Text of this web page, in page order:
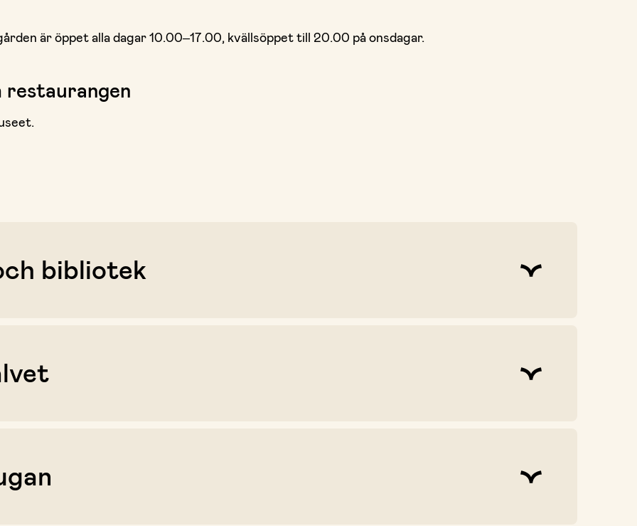
är öppet alla dagar 10.00–17.00, kvällsöppet till 20.00 på onsdagar.
restaurangen
bibliotek